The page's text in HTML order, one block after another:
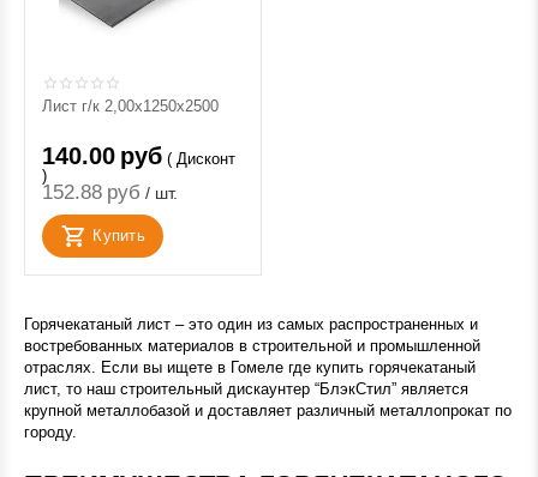
Горячекатаный лист – это один из самых распространенных и
востребованных материалов в строительной и промышленной
отраслях. Если вы ищете в Гомеле где купить горячекатаный
лист, то наш строительный дискаунтер “БлэкСтил” является
крупной металлобазой и доставляет различный металлопрокат по
городу.
Лист г/к 2,00х1250х2500
140.00 руб ( Дисконт
)
152.88 руб / шт.
Купить